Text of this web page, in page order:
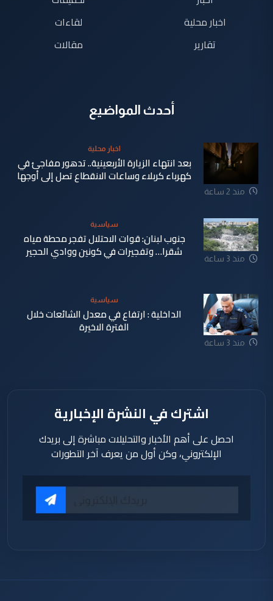
اخبار محلية
تقارير
لقاءات
مقالات
أحدث المواضيع
منذ 2 ساعة
اخبار محلية
بعد انتهاء الزيارة الأربعينية.. تدهور مفاجئ في
كهرباء كربلاء وساعات الانقطاع تصل إلى أوجها
منذ 3 ساعة
سياسية
جنوب لبنان: قوات الاحتلال تفجر محطة مياه
شقرا… وتفجيرات في كونين ووادي الحجير
منذ 3 ساعة
سياسية
الداخلية : ارتفاع في معدل الشائعات خلال
الفترة الاخيرة
اشترك في النشرة الإخبارية
احصل على أهم الأخبار والتحليلات مباشرة إلى بريدك
الإلكتروني، وكن أول من يعرف آخر التطورات